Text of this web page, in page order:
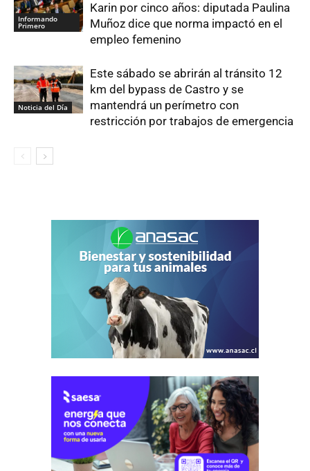
Informando
Primero
Karin por cinco años: diputada Paulina
Muñoz dice que norma impactó en el
empleo femenino
Noticia del Día
Este sábado se abrirán al tránsito 12
km del bypass de Castro y se
mantendrá un perímetro con
restricción por trabajos de emergencia